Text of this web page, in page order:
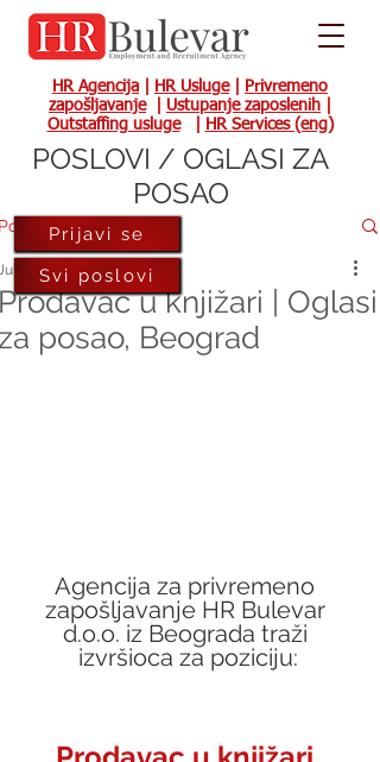
HR Agencija HR Usluge|
Privremeno
zapošljavanje| Ustupanje zaposlenih
Outstaffing usluge| HR Services (eng)
u knjižari | Oglasi
posao, Beograd
29, 2022
Agencija za privremeno
zapošljavanje HR Bulevar
d.o.o. iz Beograda traži
izvršioca za poziciju:
Prijavi se
Svi poslovi
POSLOVI / OGLASI ZA
POSAO